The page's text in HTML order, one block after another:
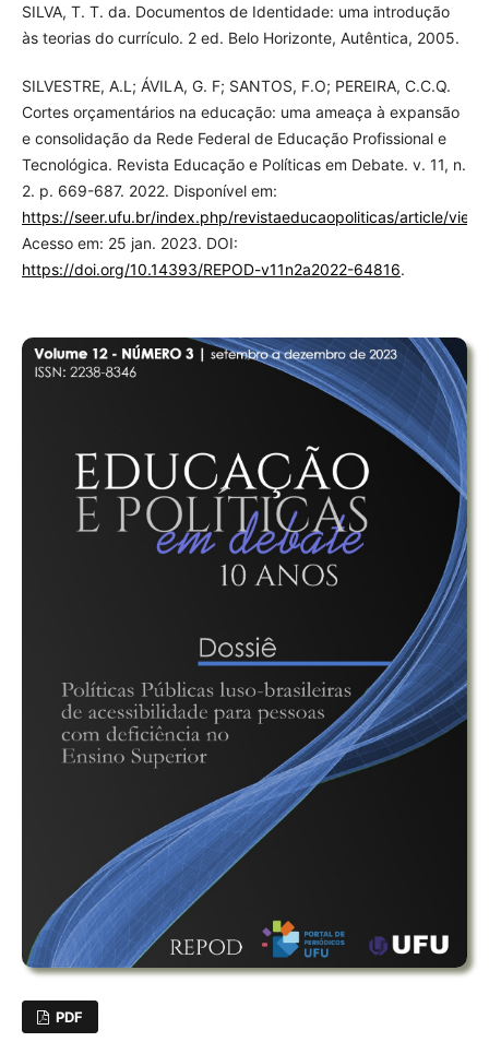
SILVA, T. T. da. Documentos de Identidade: uma introdução
às teorias do currículo. 2 ed. Belo Horizonte, Autêntica, 2005.
SILVESTRE, A.L; ÁVILA, G. F; SANTOS, F.O; PEREIRA, C.C.Q.
Cortes orçamentários na educação: uma ameaça à expansão
e consolidação da Rede Federal de Educação Profissional e
Tecnológica. Revista Educação e Políticas em Debate. v. 11, n.
2. p. 669-687. 2022. Disponível em:
https://seer.ufu.br/index.php/revistaeducaopoliticas/article/
Acesso em: 25 jan. 2023. DOI:
https://doi.org/10.14393/REPOD-v11n2a2022-64816.
PDF